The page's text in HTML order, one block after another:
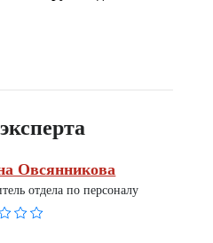
Овсянникова
отдела по персоналу